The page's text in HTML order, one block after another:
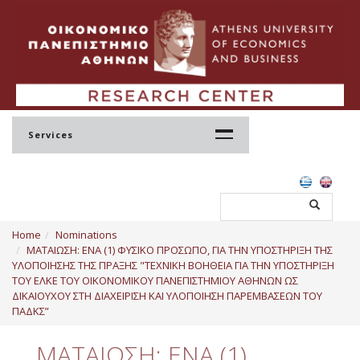
Services
Profile
Regulation
Administration
Home
Nominations
ΜΑΤΑΙΩΣΗ: ΕΝΑ (1) ΦΥΣΙΚΟ ΠΡΟΣΩΠΟ, ΓΙΑ ΤΗΝ ΥΠΟΣΤΗΡΙΞΗ ΤΗΣ
ΥΛΟΠΟΙΗΣΗΣ ΤΗΣ ΠΡΑΞΗΣ "ΤΕΧΝΙΚΗ ΒΟΗΘΕΙΑ ΓΙΑ ΤΗΝ ΥΠΟΣΤΗΡΙΞΗ
ΤΟΥ ΕΛΚΕ ΤΟΥ ΟΙΚΟΝΟΜΙΚΟΥ ΠΑΝΕΠΙΣΤΗΜΙΟΥ ΑΘΗΝΩΝ ΩΣ
ΔΙΚΑΙΟΥΧΟΥ ΣΤΗ ΔΙΑΧΕΙΡΙΣΗ ΚΑΙ ΥΛΟΠΟΙΗΣΗ ΠΑΡΕΜΒΑΣΕΩΝ ΤΟΥ
ΠΑΔΚΣ”